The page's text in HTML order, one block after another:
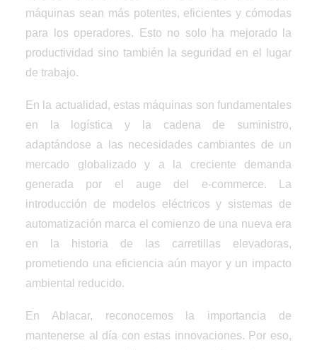
máquinas sean más potentes, eficientes y cómodas
para los operadores. Esto no solo ha mejorado la
productividad sino también la seguridad en el lugar
de trabajo.
En la actualidad, estas máquinas son fundamentales
en la logística y la cadena de suministro,
adaptándose a las necesidades cambiantes de un
mercado globalizado y a la creciente demanda
generada por el auge del e-commerce. La
introducción de modelos eléctricos y sistemas de
automatización marca el comienzo de una nueva era
en la historia de las carretillas elevadoras,
prometiendo una eficiencia aún mayor y un impacto
ambiental reducido.
En Ablacar, reconocemos la importancia de
mantenerse al día con estas innovaciones. Por eso,